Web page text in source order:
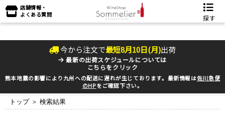
店舗情報・
よくある質問
探す
今から注文で最短8月10日(月)出荷
最新の出荷スケジュールについては
こちらをクリック
熊本地震の影響により九州への配送に遅れが生じております。最新情報は佐川急便
のHPをご確認下さい。
トップ ＞ 検索結果